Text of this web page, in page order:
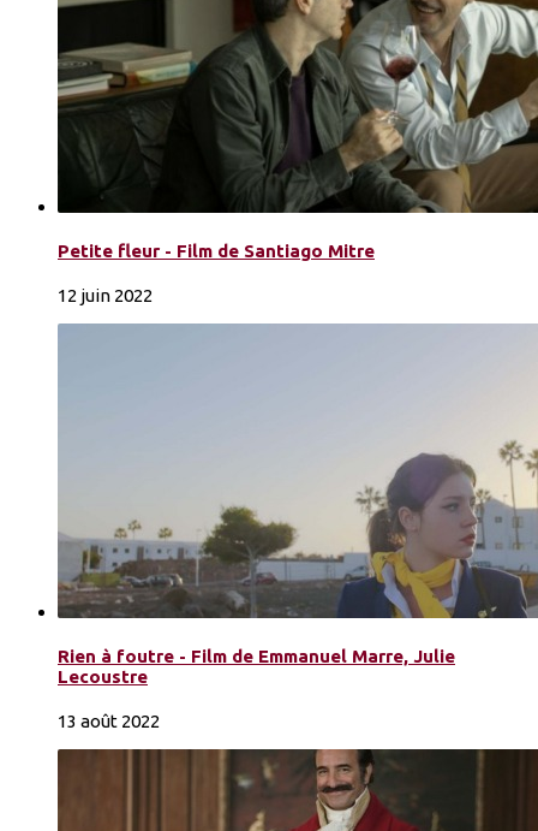
Petite fleur - Film de Santiago Mitre
12 juin 2022
Rien à foutre - Film de Emmanuel Marre, Julie
Lecoustre
13 août 2022